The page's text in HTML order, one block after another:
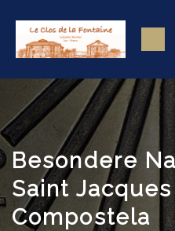
Besondere
Saint
Compostela